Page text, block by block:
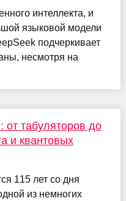
интеллекта, и
языковой модели
подчеркивает
несмотря на
табуляторов до
и квантовых
115 лет со дня
из немногих